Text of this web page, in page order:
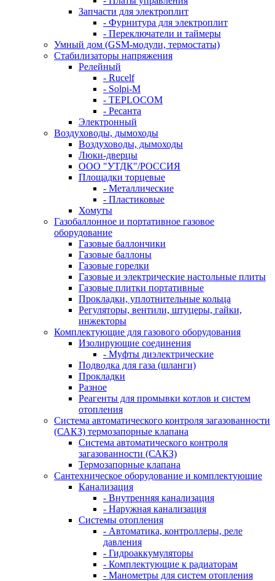
Запчасти для электроплит
- Фурнитура для электроплит
- Переключатели и таймеры
Умный дом (GSM-модули, термостаты)
Cтабилизаторы напряжения
Релейный
- Rucelf
- Solpi-M
- TEPLOCOM
- Ресанта
Электронный
Воздуховоды, дымоходы
Воздуховоды, дымоходы
Люки-дверцы
ООО "УТДК"/РОССИЯ
Площадки торцевые
- Металлические
- Пластиковые
Хомуты
Газобаллонное и портативное газовое
оборудование
Газовые баллончики
Газовые баллоны
Газовые горелки
Газовые и электрические настольные плиты
Газовые плитки портативные
Прокладки, уплотнительные кольца
Регуляторы, вентили, штуцеры, гайки,
инжекторы
Комплектующие для газового оборудования
Изолирующие соединения
- Муфты диэлектрические
Подводка для газа (шланги)
Прокладки
Разное
Реагенты для промывки котлов и систем
отопления
Система автоматического контроля загазованности
(САКЗ) термозапорные клапана
Система автоматического контроля
загазованности (САКЗ)
Термозапорные клапана
Сантехническое оборудование и комплектующие
Канализация
- Внутренняя канализация
- Наружная канализация
Системы отопления
- Автоматика, контроллеры, реле
давления
- Гидроаккумуляторы
- Комплектующие к радиаторам
- Манометры для систем отопления